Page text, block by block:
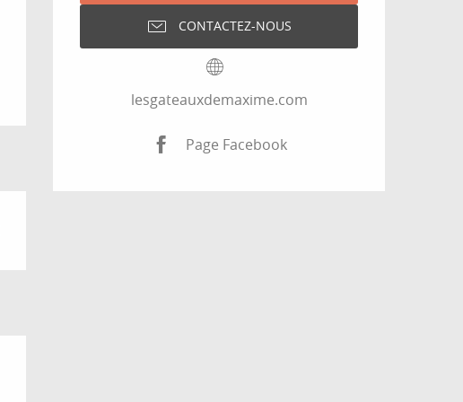
CONTACTEZ-NOUS
lesgateauxdemaxime.com
Page Facebook